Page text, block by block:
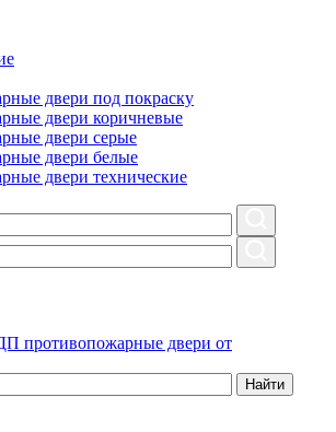
двери под покраску
двери коричневые
двери серые
двери белые
двери технические
противопожарные двери от
Найти